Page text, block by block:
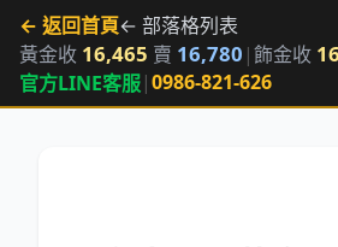
← 返回首頁← 部落格列表
黃金收 16,465 賣 16,780 |飾金收
官方LINE客服|0986-821-626